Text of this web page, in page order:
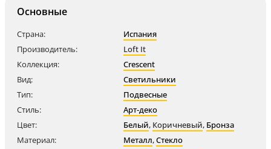
Основные
Страна:
Испания
Производитель:
Loft It
Коллекция:
Crescent
Вид:
Светильники
Тип:
Подвесные
Стиль:
Арт-деко
Цвет:
Белый, Коричневый, Бронза
Материал:
Металл,Стекло